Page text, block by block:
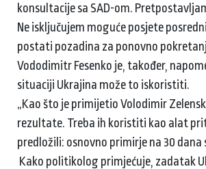
konsultacije sa SAD-om.
Ne isključujem moguće posjete
postati pozadina za ponovno
Vododimitr Fesenko je, također,
situaciji Ukrajina može to iskoristiti.
„Kao što je primijetio Volodimir
rezultate. Treba ih koristiti kao alat
predložili: osnovno primirje na 30
Kako politikolog primjećuje, zadatak